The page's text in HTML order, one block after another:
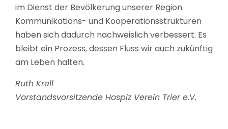
im Dienst der Bevölkerung unserer Region.
Kommunikations- und Kooperationsstrukturen
haben sich dadurch nachweislich verbessert. Es
bleibt ein Prozess, dessen Fluss wir auch zukünftig
am Leben halten.
Ruth Krell
Vorstandsvorsitzende Hospiz Verein Trier e.V.